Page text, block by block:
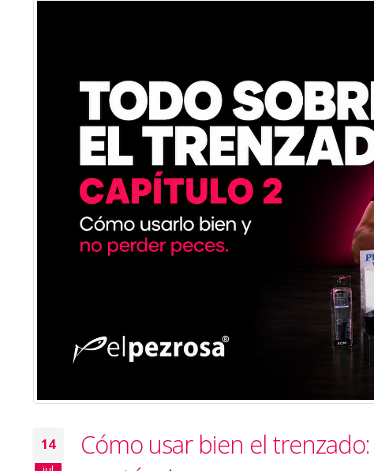
14
Cómo usar bien el